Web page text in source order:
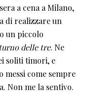
a cena a Milano,
di realizzare un
un piccolo
delle tre. Ne
soliti timori, e
messi come sempre
Non me la sentivo.